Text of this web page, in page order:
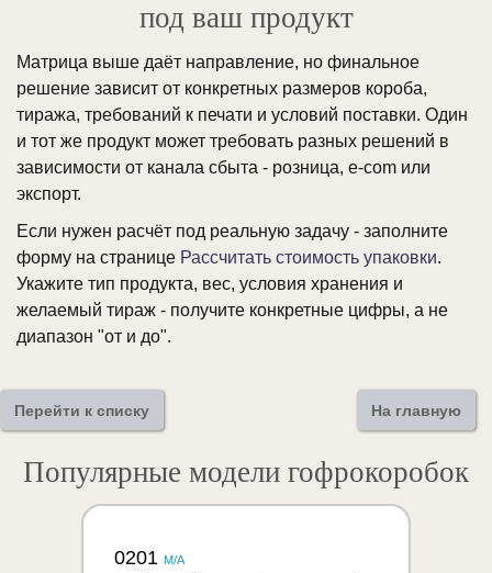
под ваш продукт
Матрица выше даёт направление, но финальное
решение зависит от конкретных размеров короба,
тиража, требований к печати и условий поставки. Один
и тот же продукт может требовать разных решений в
зависимости от канала сбыта - розница, e-com или
экспорт.
Если нужен расчёт под реальную задачу - заполните
форму на странице Рассчитать стоимость упаковки.
Укажите тип продукта, вес, условия хранения и
желаемый тираж - получите конкретные цифры, а не
диапазон "от и до".
Перейти к списку На главную
Популярные модели гофрокоробок
0201 M/A